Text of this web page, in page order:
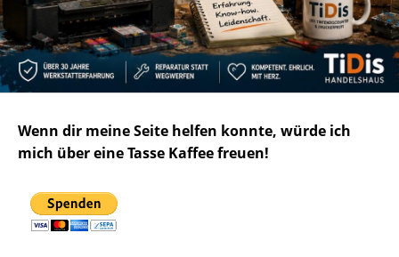
Wenn dir meine Seite helfen konnte, würde ich
mich über eine Tasse Kaffee freuen!